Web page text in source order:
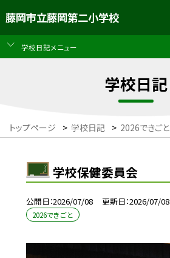
藤岡市立藤岡第二小学校
学校日記メニュー
学校日記
トップページ > 学校日記 > 2026できごと
学校保健委員会
公開日 2026/07/08 更新日 2026/07/08
2026できごと